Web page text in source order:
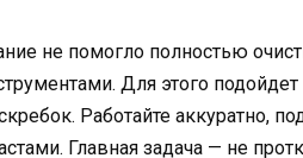
не помогло полностью
Для этого
Работайте аккуратно,
Главная задача — не